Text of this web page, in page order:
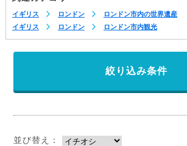
イギリス ロンドン
ロンドン市内の世界遺産
イギリス
ロンドン ロンドン市内観光
絞り込み条件
並び替え：